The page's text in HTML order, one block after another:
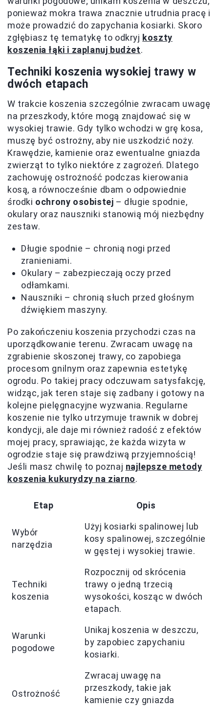
ponieważ mokra trawa znacznie utrudnia pracę i
może prowadzić do zapychania kosiarki. Skoro
zgłębiasz tę tematykę to odkryj koszty
koszenia łąki i zaplanuj budżet.
Techniki koszenia wysokiej trawy w
dwóch etapach
W trakcie koszenia szczególnie zwracam uwagę
na przeszkody, które mogą znajdować się w
wysokiej trawie. Gdy tylko wchodzi w grę kosa,
muszę być ostrożny, aby nie uszkodzić noży.
Krawędzie, kamienie oraz ewentualne gniazda
zwierząt to tylko niektóre z zagrożeń. Dlatego
zachowuję ostrożność podczas kierowania
kosą, a równocześnie dbam o odpowiednie
środki ochrony osobistej – długie spodnie,
okulary oraz nauszniki stanowią mój niezbędny
zestaw.
Długie spodnie – chronią nogi przed
zranieniami.
Okulary – zabezpieczają oczy przed
odłamkami.
Nauszniki – chronią słuch przed głośnym
dźwiękiem maszyny.
Po zakończeniu koszenia przychodzi czas na
uporządkowanie terenu. Zwracam uwagę na
zgrabienie skoszonej trawy, co zapobiega
procesom gnilnym oraz zapewnia estetykę
ogrodu. Po takiej pracy odczuwam satysfakcję,
widząc, jak teren staje się zadbany i gotowy na
kolejne pielęgnacyjne wyzwania. Regularne
koszenie nie tylko utrzymuje trawnik w dobrej
kondycji, ale daje mi również radość z efektów
mojej pracy, sprawiając, że każda wizyta w
ogrodzie staje się prawdziwą przyjemnością!
Jeśli masz chwilę to poznaj najlepsze metody
koszenia kukurydzy na ziarno.
Etap Opis
Wybór
narzędzia
Użyj kosiarki spalinowej lub
kosy spalinowej, szczególnie
w gęstej i wysokiej trawie.
Techniki
koszenia
Rozpocznij od skrócenia
trawy o jedną trzecią
wysokości, kosząc w dwóch
etapach.
Warunki
pogodowe
Unikaj koszenia w deszczu,
by zapobiec zapychaniu
kosiarki.
Ostrożność
Zwracaj uwagę na
przeszkody, takie jak
kamienie czy gniazda